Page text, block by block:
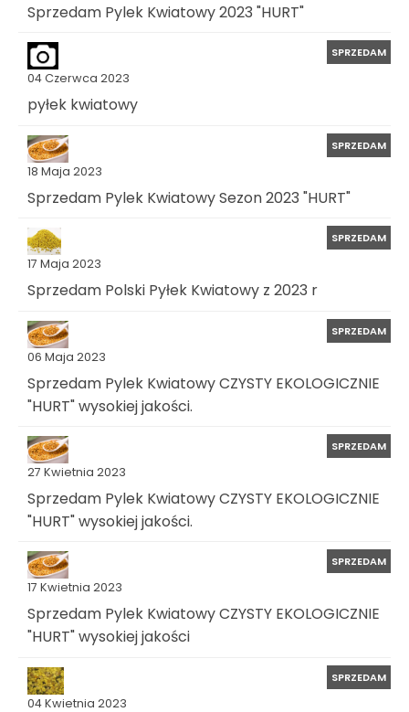
Sprzedam Pylek Kwiatowy 2023 "HURT"
04 Czerwca 2023
SPRZEDAM
pyłek kwiatowy
18 Maja 2023
SPRZEDAM
Sprzedam Pylek Kwiatowy Sezon 2023 "HURT"
17 Maja 2023
SPRZEDAM
Sprzedam Polski Pyłek Kwiatowy z 2023 r
06 Maja 2023
SPRZEDAM
Sprzedam Pylek Kwiatowy CZYSTY EKOLOGICZNIE
"HURT" wysokiej jakości.
27 Kwietnia 2023
SPRZEDAM
Sprzedam Pylek Kwiatowy CZYSTY EKOLOGICZNIE
"HURT" wysokiej jakości.
17 Kwietnia 2023
SPRZEDAM
Sprzedam Pylek Kwiatowy CZYSTY EKOLOGICZNIE
"HURT" wysokiej jakości
04 Kwietnia 2023
SPRZEDAM